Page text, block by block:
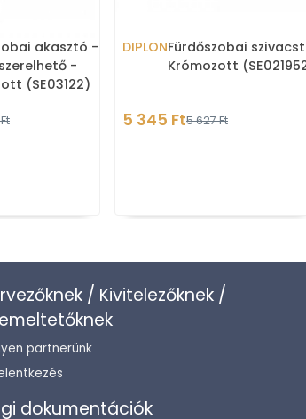
akasztó - 2-es
-
(SE03122)
DIPLONFürdőszobai
Krómozott
5 345 Ft5 627 Ft
/ Kivitelezőknek /
partnerünk
dokumentációk